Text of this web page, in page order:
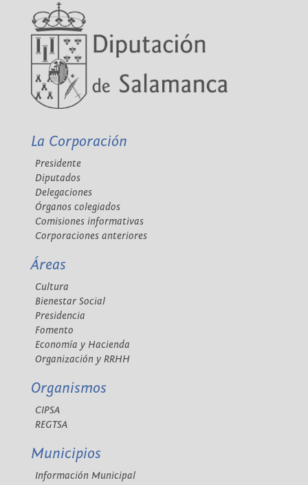
La Corporación
Presidente
Diputados
Delegaciones
Órganos colegiados
Comisiones informativas
Corporaciones anteriores
Áreas
Cultura
Bienestar Social
Presidencia
Fomento
Economía y Hacienda
Organización y RRHH
Organismos
CIPSA
REGTSA
Municipios
Información Municipal